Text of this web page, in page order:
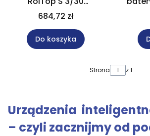
przewodowy 230V
684,72 zł
Do koszyka
Strona z 1
Urządzenia
– czyli zacznijmy od